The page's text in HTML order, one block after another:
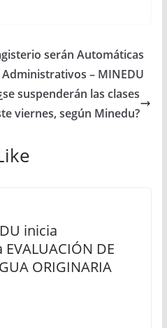
serán Automáticas
– MINEDU
suspenderán las clases
viernes, según Minedu?
inicia
DE
ORIGINARIA